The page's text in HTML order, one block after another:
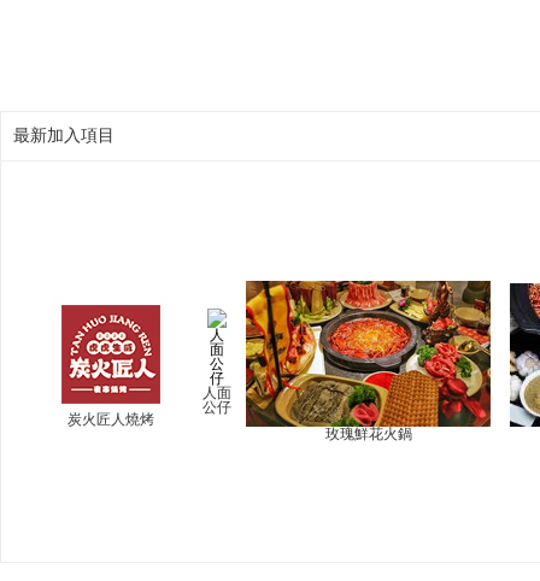
最新加入項目
炭火匠人燒烤
人面
公仔
玫瑰鮮花火鍋